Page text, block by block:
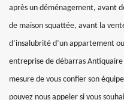
après un déménagement, avant
de maison squattée, avant la
d’insalubrité d’un appartement
entreprise de débarras Antiquaire
mesure de vous confier son
pouvez nous appeler si vous